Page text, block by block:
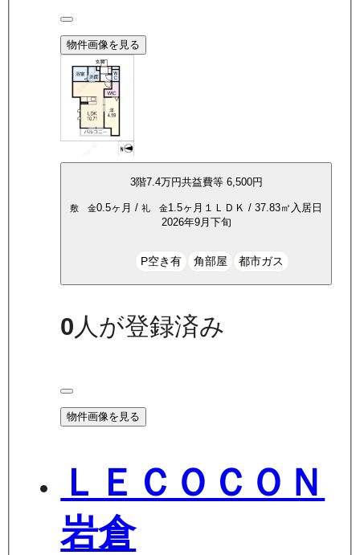
物件画像を見る
3階7.4万円共益費等 6,500円
敷 金0.5ヶ月 / 礼 金1.5ヶ月 １ＬＤＫ / 37.83㎡ 入居日
2026年9月下旬
P空き有 角部屋 都市ガス
0人が登録済み
物件画像を見る
ＬＥＣＯＣＯＮ
岩倉